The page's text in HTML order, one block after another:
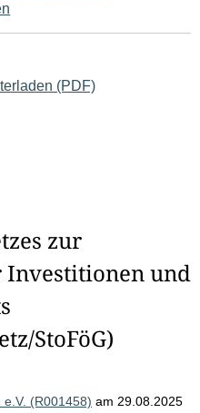
(PDF)
zur
und
StoFöG)
(R001458) am 29.08.2025